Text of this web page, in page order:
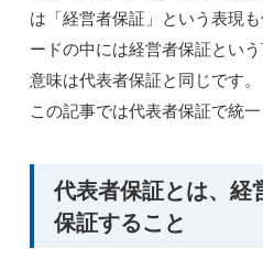
は「経営者保証」という表現
ードの中には経営者保証とい
意味は代表者保証と同じです。
この記事では代表者保証で統一
代表者保証とは、経
保証すること